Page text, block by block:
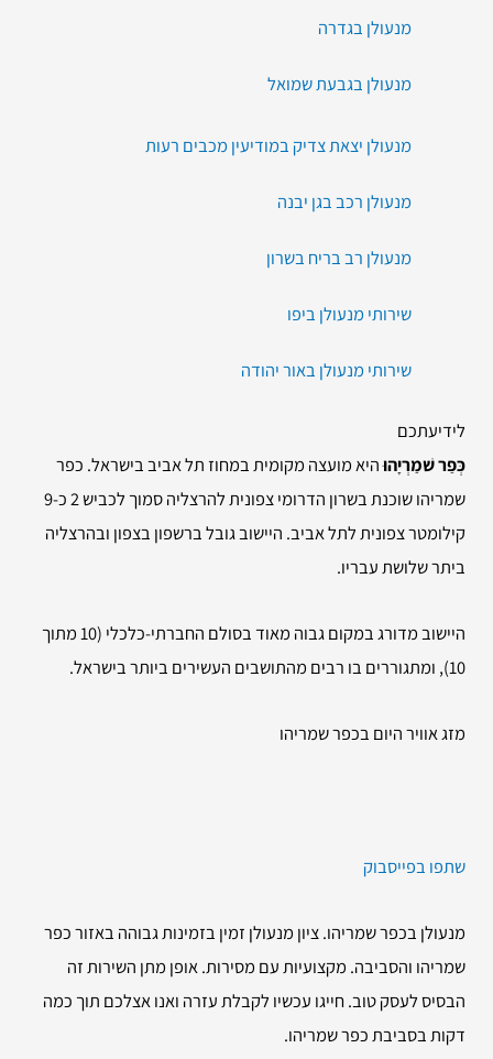
מנעולן בגדרה
מנעולן בגבעת שמואל
מנעולן יצאת צדיק במודיעין מכבים רעות
מנעולן רכב בגן יבנה
מנעולן רב בריח בשרון
שירותי מנעולן ביפו
שירותי מנעולן באור יהודה
לידיעתכם
כְּפַר שׁמַרְיָהוּהיא מועצה מקומית במחוז תל אביב בישראל. כפר
שמריהו שוכנת בשרון הדרומי צפונית להרצליה סמוך לכביש 2 כ-9
קילומטר צפונית לתל אביב. היישוב גובל ברשפון בצפון ובהרצליה
ביתר שלושת עבריו.
היישוב מדורג במקום גבוה מאוד בסולם החברתי-כלכלי (10 מתוך
10), ומתגוררים בו רבים מהתושבים העשירים ביותר בישראל.
מזג אוויר היום בכפר שמריהו
שתפו בפייסבוק
מנעולן בכפר שמריהו. ציון מנעולן זמין בזמינות גבוהה באזור כפר
שמריהו והסביבה. מקצועיות עם מסירות. אופן מתן השירות זה
הבסיס לעסק טוב. חייגו עכשיו לקבלת עזרה ואנו אצלכם תוך כמה
דקות בסביבת כפר שמריהו.